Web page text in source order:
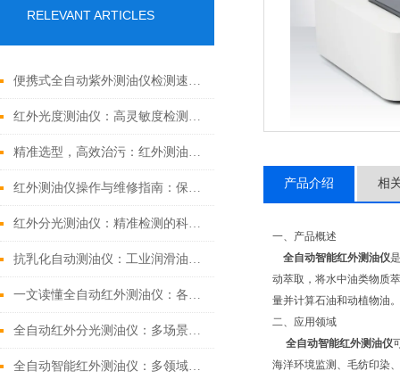
RELEVANT ARTICLES
便携式全自动紫外测油仪检测速度快
红外光度测油仪：高灵敏度检测，赋能环境油类监测
精准选型，高效治污：红外测油仪采购全指南
红外测油仪操作与维修指南：保障水质监测的精准稳定
红外分光测油仪：精准检测的科技利器，守护环境安全的创新之选
抗乳化自动测油仪：工业润滑油监测的“智能卫士“，守护设备健康新利器
一文读懂全自动红外测油仪：各领域的关键 “监测官”
全自动红外分光测油仪：多场景下的水质 “侦察兵”
全自动智能红外测油仪：多领域水质监测的“智能哨兵”
产品介绍 相
一、产品概述
全自动智能红外测油仪
动萃取，将水中油类物质
量并计算石油和动植物油。
二、应用领域
全自动智能红外测油仪
海洋环境监测、毛纺印染